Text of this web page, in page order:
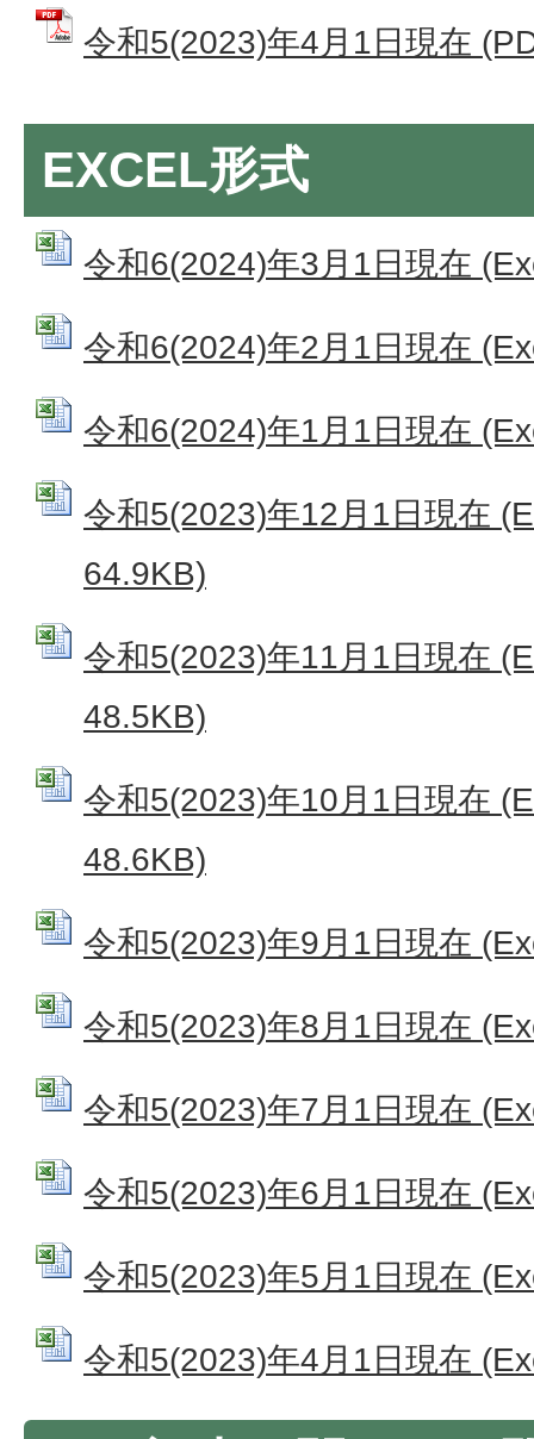
令和5(2023)年4月1日現在
EXCEL形式
令和6(2024)年3月1日現在
令和6(2024)年2月1日現在
令和6(2024)年1月1日現在
令和5(2023)年12月1日現在
64.9KB)
令和5(2023)年11月1日現在
48.5KB)
令和5(2023)年10月1日現在
48.6KB)
令和5(2023)年9月1日現在
令和5(2023)年8月1日現在
令和5(2023)年7月1日現在
令和5(2023)年6月1日現在
令和5(2023)年5月1日現在
令和5(2023)年4月1日現在